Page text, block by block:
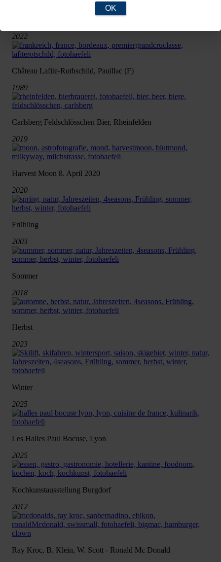
2022
Château Lafite-Rothschild, Pauillac (F)
1989
Carlsberg Feldschlösschen Bier, Rheinfelden
2019
Harvest Moon 8. April 2020
2020
Frühling
2003
Sommer
2018
Herbst
2023
Winter
2025
Les Halles Paul Bocuse, Lyon
2025
Kochkunstausstellung Burgdorf
2012
Ray Kroc, B. Klein, W. Scott - Ronald Mc Donald
OK